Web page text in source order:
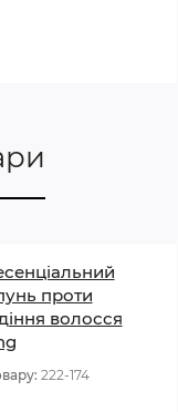
проти
волосся
222-174